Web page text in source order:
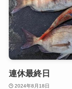
連休最終日
2024年8月18日